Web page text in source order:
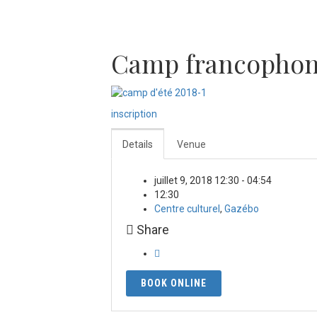
Camp
inscription
Details Venue
juillet 9, 2018 12:30 - 04:54
12:30
Centre culturel, Gazébo
Share
BOOK ONLINE